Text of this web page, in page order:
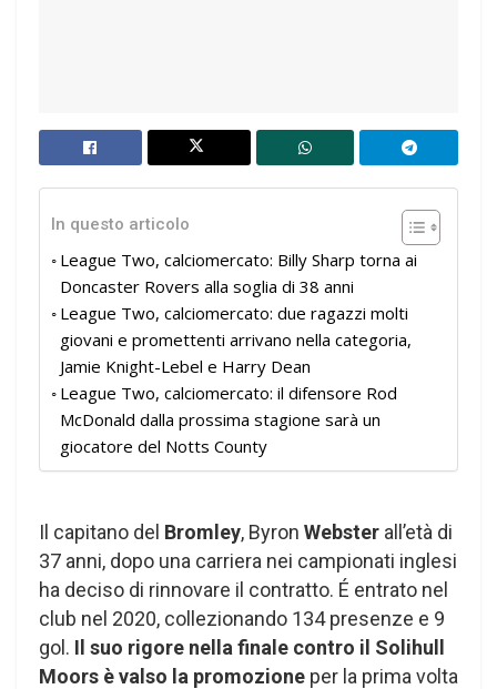
In questo articolo
League Two, calciomercato: Billy Sharp torna ai
Doncaster Rovers alla soglia di 38 anni
League Two, calciomercato: due ragazzi molti
giovani e promettenti arrivano nella categoria,
Jamie Knight-Lebel e Harry Dean
League Two, calciomercato: il difensore Rod
McDonald dalla prossima stagione sarà un
giocatore del Notts County
Il capitano del Bromley, Byron Webster all’età di
37 anni, dopo una carriera nei campionati inglesi
ha deciso di rinnovare il contratto. É entrato nel
club nel 2020, collezionando 134 presenze e 9
gol. Il suo rigore nella finale contro il Solihull
Moors è valso la promozione per la prima volta